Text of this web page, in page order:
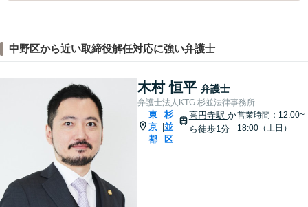
中野区から近い取締役解任対応に強い弁護士
木村 恒平 弁護士
弁護士法人KTG 杉並法律事務所
東
京
都
杉
並
区
高円寺駅 か
ら徒歩1分
営業時間：12:00~
18:00（土日）